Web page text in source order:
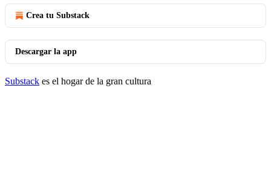
Crea tu Substack
Descargar la app
Substack es el hogar de la gran cultura